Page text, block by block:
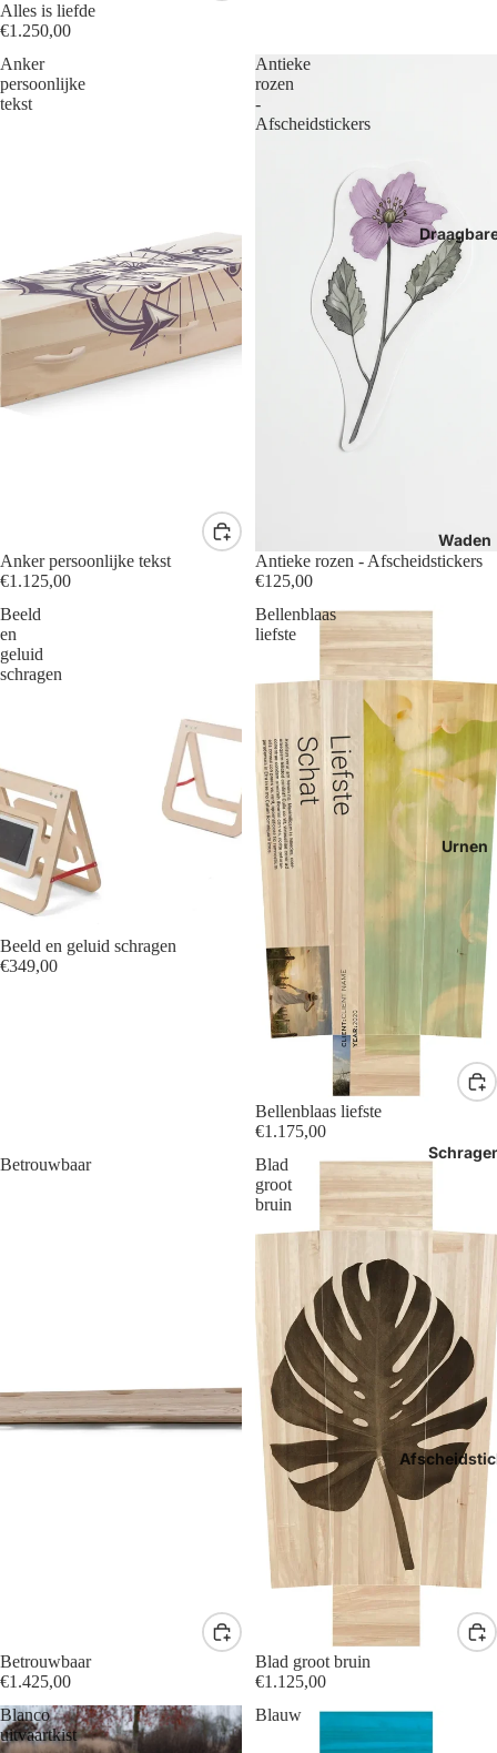
Waden
Urnen
Alles is liefde
€1.250,00
Anker
persoonlijke
tekst
Anker persoonlijke tekst
€1.125,00
Antieke
rozen
-
Afscheidstickers
Antieke rozen - Afscheidstickers
€125,00
Beeld
en
geluid
schragen
Beeld en geluid schragen
€349,00
Bellenblaas
liefste
Bellenblaas liefste
€1.175,00
Betrouwbaar
Betrouwbaar
€1.425,00
Blad
groot
bruin
Blad groot bruin
€1.125,00
Blanco
uitvaartkist
Blauw